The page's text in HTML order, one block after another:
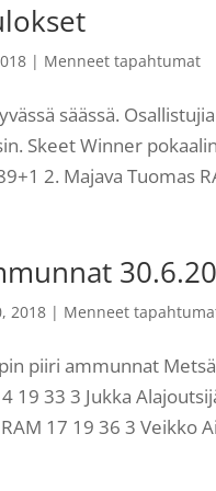
| Menneet tapahtumat
säässä.
Skeet Winner
2. Majava Tuomas
2018 | Menneet
piiri ammunnat
19 33 3 Jukka
17 19 36 3 Veikko